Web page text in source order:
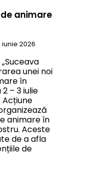
animare
iunie 2026
unei noi
în
– 3 iulie
Acțiune
animare în
Aceste
de a afla
de